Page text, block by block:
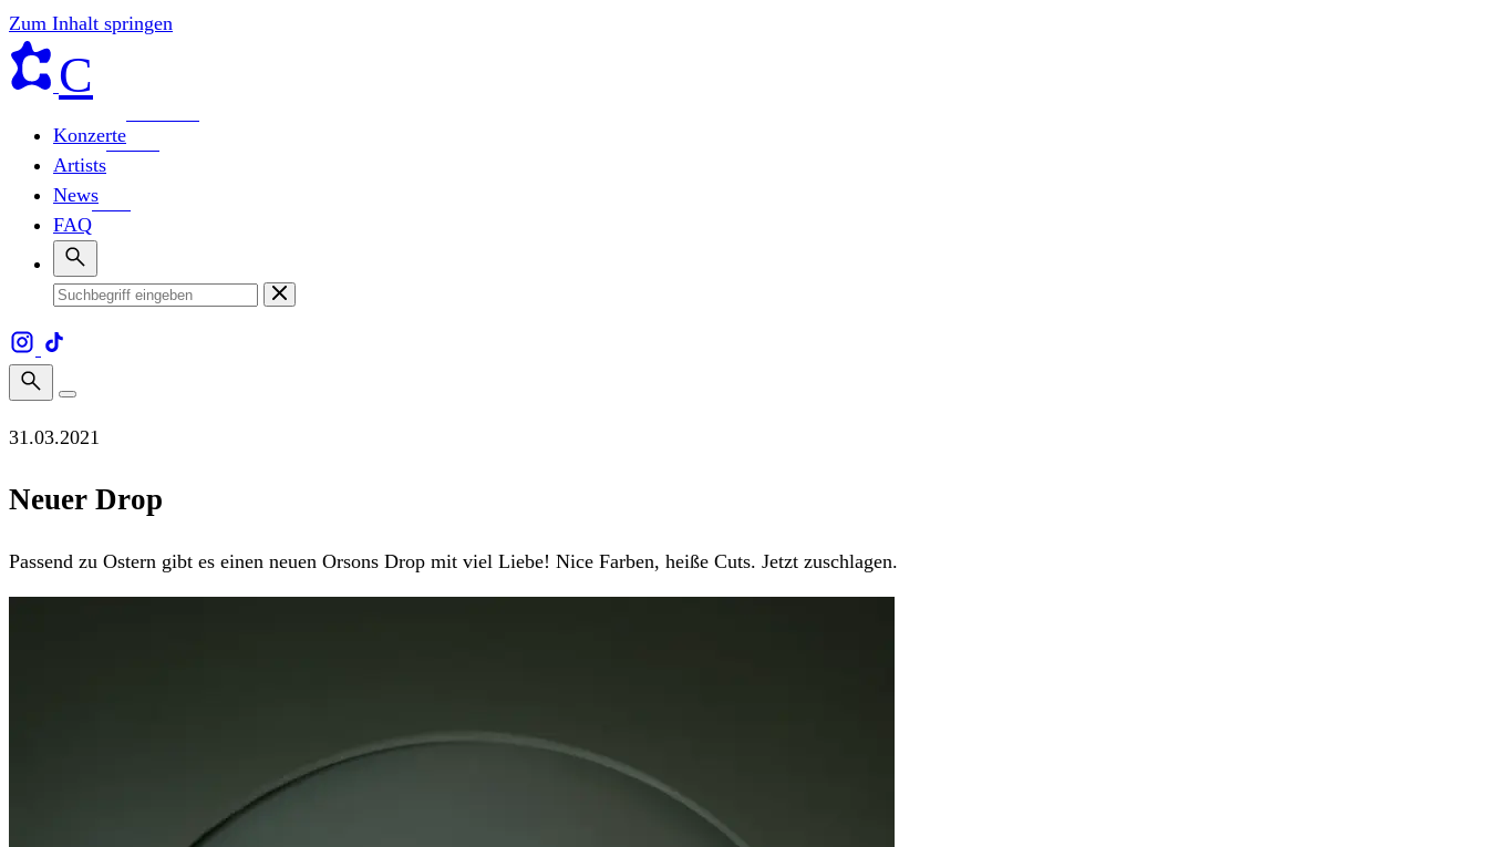
Zum Inhalt springen
C
Konzerte
Artists
News
FAQ
31.03.2021
Neuer Drop
Passend zu Ostern gibt es einen neuen Orsons Drop mit viel Liebe! Nice Farben, heiße Cuts. Jetzt zuschlagen.